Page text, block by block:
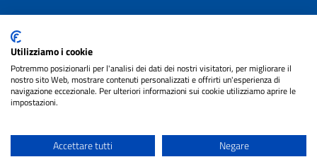
Attuazione Misure PNRR
Piano di miglioramento del sito
Note legali
cura diNET SMART
Utilizziamo i cookie
Potremmo posizionarli per l'analisi dei dati dei nostri visitatori, per migliorare il
nostro sito Web, mostrare contenuti personalizzati e offrirti un'esperienza di
navigazione eccezionale. Per ulteriori informazioni sui cookie utilizziamo aprire le
impostazioni.
Accettare tutti Negare